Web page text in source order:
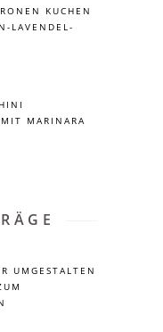
KUCHEN
LAVENDEL-
MIT MARINARA
UMGESTALTEN